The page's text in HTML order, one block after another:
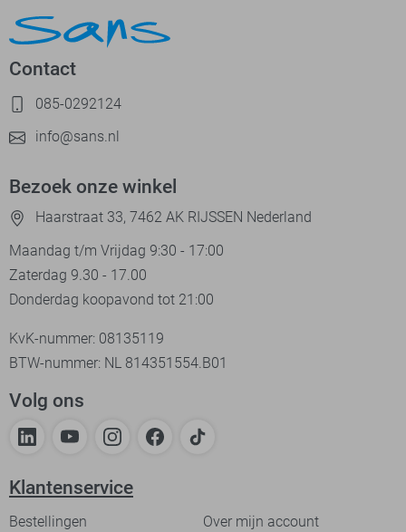
Contact
085-0292124
info@sans.nl
Bezoek onze winkel
Haarstraat 33, 7462 AK RIJSSEN Nederland
Maandag t/m Vrijdag 9:30 - 17:00
Zaterdag 9.30 - 17.00
Donderdag koopavond tot 21:00
KvK-nummer: 08135119
BTW-nummer: NL 814351554.B01
Volg ons
Klantenservice
Bestellingen
Over mijn account